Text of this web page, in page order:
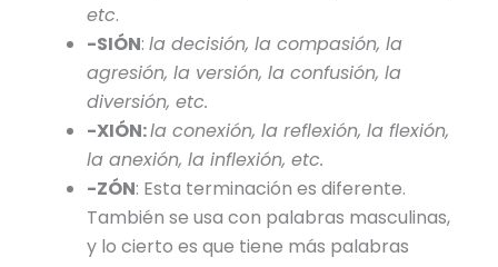
etc.
-SIÓN:la decisión, la compasión, la
agresión, la versión, la confusión, la
diversión, etc.
-XIÓN:la conexión, la reflexión, la flexión,
la anexión, la inflexión, etc.
-ZÓN: Esta terminación es diferente.
También se usa con palabras masculinas,
y lo cierto es que tiene más palabras